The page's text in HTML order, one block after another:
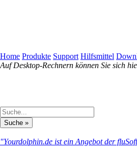
Home Produkte Support Hilfsmittel
Auf Desktop-Rechnern können Sie sich
"Yourdolphin.de ist ein Angebot der